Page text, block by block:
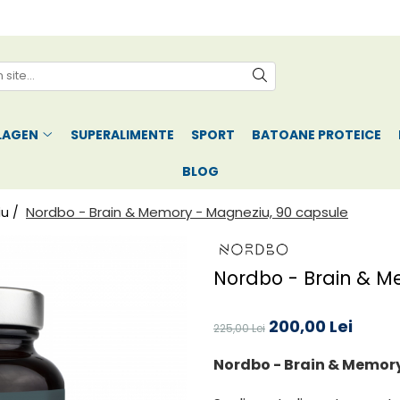
SUPERALIMENTE SPORT BATOANE PROTEICE
BLOG
/ Nordbo - Brain & Memory - Magneziu, 90 capsule
Nordbo - Brain &
225,00 Lei 200,00 Lei
Nordbo - Brain &